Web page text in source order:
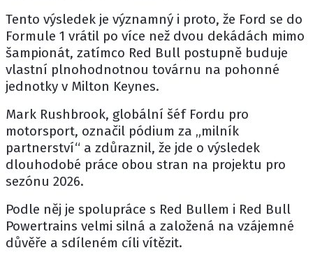
Tento výsledek je významný i proto, že Ford se do
Formule 1 vrátil po více než dvou dekádách mimo
šampionát, zatímco Red Bull postupně buduje
vlastní plnohodnotnou továrnu na pohonné
jednotky v Milton Keynes.
Mark Rushbrook, globální šéf Fordu pro
motorsport, označil pódium za „milník
partnerství“ a zdůraznil, že jde o výsledek
dlouhodobé práce obou stran na projektu pro
sezónu 2026.
Podle něj je spolupráce s Red Bullem i Red Bull
Powertrains velmi silná a založená na vzájemné
důvěře a sdíleném cíli vítězit.